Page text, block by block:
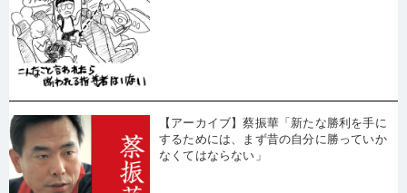
【アーカイブ】蔡振華「新たな勝利を手に
するためには、まず昔の自分に勝っていか
なくてはならない」